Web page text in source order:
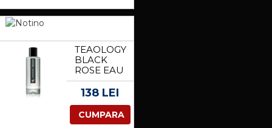
TEAOLOGY
BLACK
ROSE EAU
DE
TOILETTE
TOILETTE
CU
138 LEI
CUMPARA